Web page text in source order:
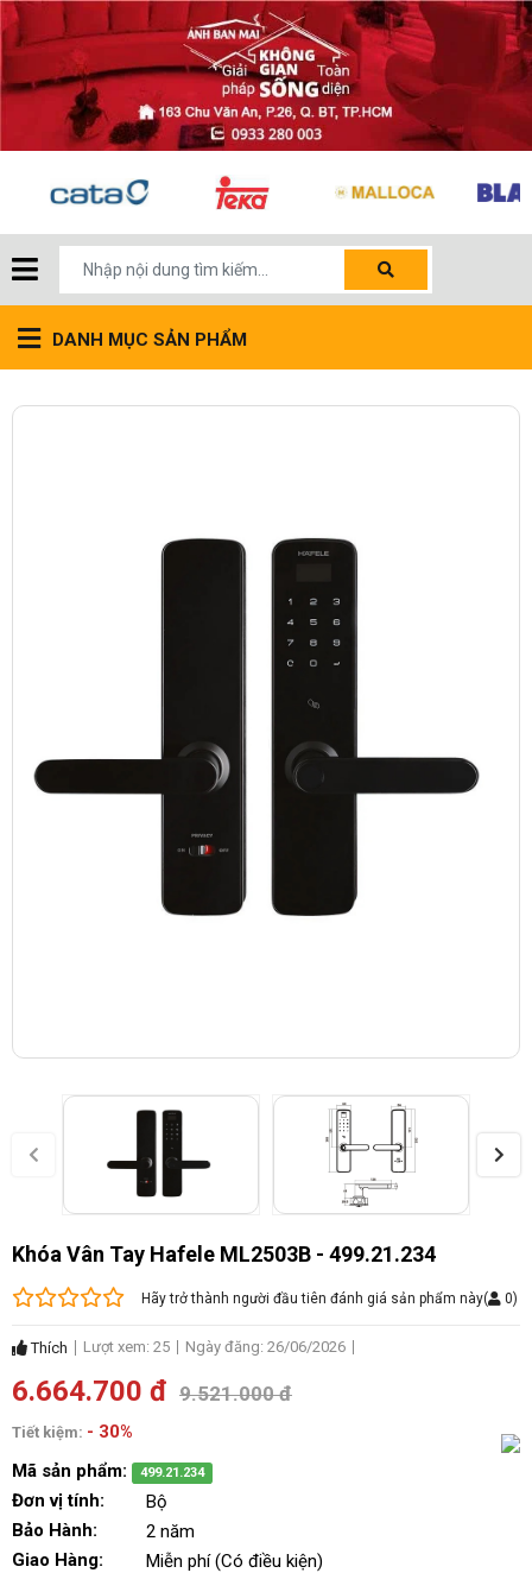
DANH MỤC SẢN PHẨM
Khóa Vân Tay Hafele ML2503B - 499.21.234
Hãy trở thành người đầu tiên đánh giá sản phẩm này( 0)
Thích Lượt xem: 25 Ngày đăng: 26/06/2026
6.664.700 đ 9.521.000 đ
Tiết kiệm: - 30%
Mã sản phẩm:
499.21.234
Đơn vị tính:
Bộ
Bảo Hành:
2 năm
Giao Hàng:
Miễn phí (Có điều kiện)